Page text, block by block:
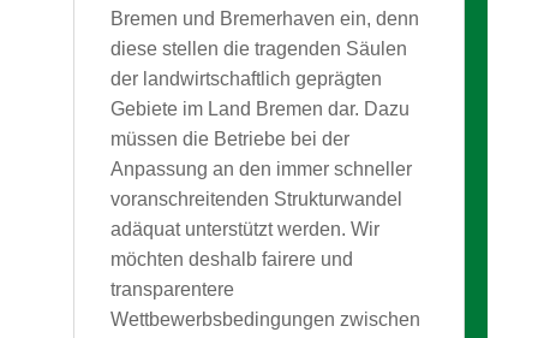
Bremen und Bremerhaven ein, denn
diese stellen die tragenden Säulen
der landwirtschaftlich geprägten
Gebiete im Land Bremen dar. Dazu
müssen die Betriebe bei der
Anpassung an den immer schneller
voranschreitenden Strukturwandel
adäquat unterstützt werden. Wir
möchten deshalb fairere und
transparentere
Wettbewerbsbedingungen zwischen